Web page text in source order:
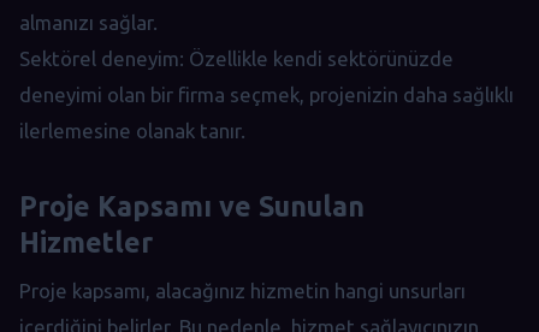
almanızı sağlar.
Sektörel deneyim: Özellikle kendi sektörünüzde
deneyimi olan bir firma seçmek, projenizin daha sağlıklı
ilerlemesine olanak tanır.
Proje Kapsamı ve Sunulan
Hizmetler
Proje kapsamı, alacağınız hizmetin hangi unsurları
içerdiğini belirler. Bu nedenle, hizmet sağlayıcınızın